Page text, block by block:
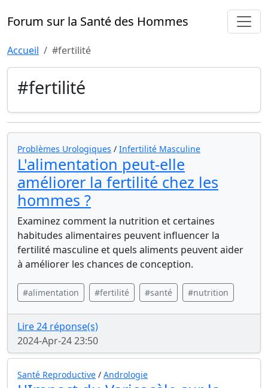
Forum sur la Santé des Hommes
Accueil #fertilité
#fertilité
Problèmes Urologiques / Infertilité Masculine
L'alimentation peut-elle
améliorer la fertilité chez les
hommes ?
Examinez comment la nutrition et certaines
habitudes alimentaires peuvent influencer la
fertilité masculine et quels aliments peuvent aider
à améliorer les chances de conception.
#alimentation #fertilité #santé #nutrition
Lire 24 réponse(s)
2024-Apr-24 23:50
Santé Reproductive / Andrologie